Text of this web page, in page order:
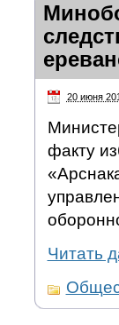
20 июня
факту
Читать